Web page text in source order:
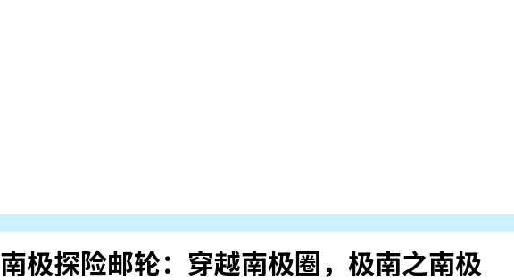
南极探险邮轮：穿越南极圈，极南之南极